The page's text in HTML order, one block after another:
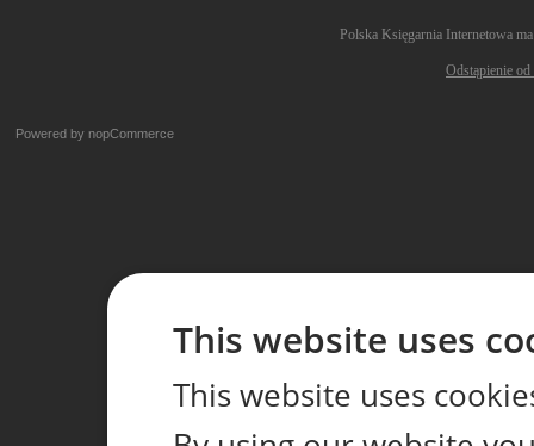
Polska Księgarnia Internetowa
Odstąpienie
Powered by nopCommerce
This website uses
This website uses